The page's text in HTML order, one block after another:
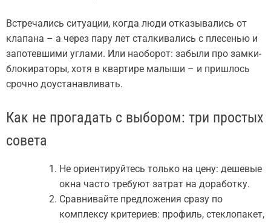
Встречались ситуации, когда люди отказывались от
клапана – а через пару лет сталкивались с плесенью и
запотевшими углами. Или наоборот: забыли про замки-
блокираторы, хотя в квартире малыши – и пришлось
срочно доустанавливать.
Как не прогадать с выбором: три простых
совета
Не ориентируйтесь только на цену: дешевые
окна часто требуют затрат на доработку.
Сравнивайте предложения сразу по
комплексу критериев: профиль, стеклопакет,